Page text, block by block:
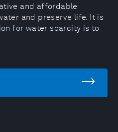
and affordable
and preserve life. It is
for water scarcity is to